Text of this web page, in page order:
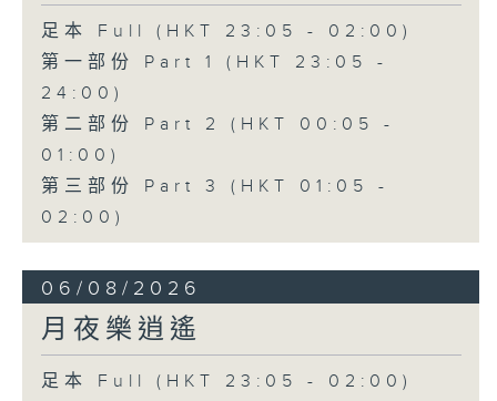
足本 Full (HKT 23:05 - 02:00)
第一部份 Part 1 (HKT 23:05 -
24:00)
第二部份 Part 2 (HKT 00:05 -
01:00)
第三部份 Part 3 (HKT 01:05 -
02:00)
06/08/2026
月夜樂逍遙
足本 Full (HKT 23:05 - 02:00)